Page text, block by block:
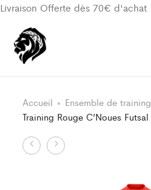
Livraison Offerte dès 70€ d'achat
Accueil Ensemble de training
Training Rouge C’Noues Futsal
Product
Ensemble
Ensemble